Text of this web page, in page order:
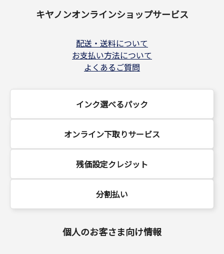
キヤノンオンラインショップサービス
配送・送料について
お支払い方法について
よくあるご質問
インク選べるパック
オンライン下取りサービス
残価設定クレジット
分割払い
個人のお客さま向け情報